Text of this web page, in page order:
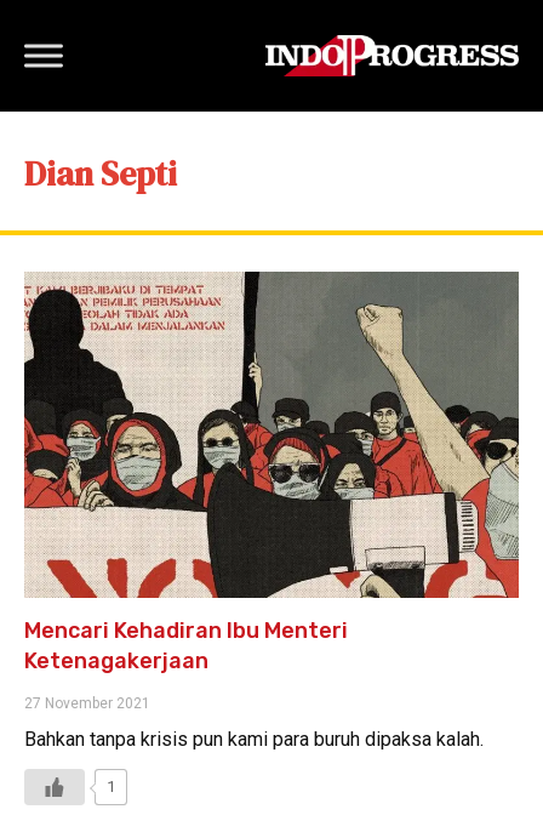
Dian Septi
Mencari Kehadiran Ibu Menteri
Ketenagakerjaan
27 November 2021
Bahkan tanpa krisis pun kami para buruh dipaksa kalah.
1